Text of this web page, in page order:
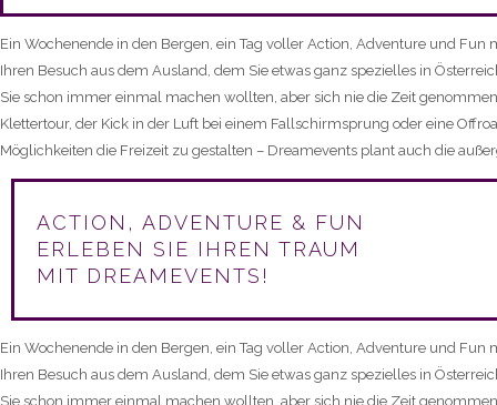
Ein Wochenende in den Bergen, ein Tag voller Action, Adventure und
Ihren Besuch aus dem Ausland, dem Sie etwas ganz spezielles in
Sie schon immer einmal machen wollten, aber sich nie die Zeit
Klettertour, der Kick in der Luft bei einem Fallschirmsprung oder eine
Möglichkeiten die Freizeit zu gestalten – Dreamevents plant auch die
ACTION, ADVENTURE & FUN
ERLEBEN SIE IHREN TRAUM
MIT DREAMEVENTS!
Ein Wochenende in den Bergen, ein Tag voller Action, Adventure und
Ihren Besuch aus dem Ausland, dem Sie etwas ganz spezielles in
Sie schon immer einmal machen wollten, aber sich nie die Zeit